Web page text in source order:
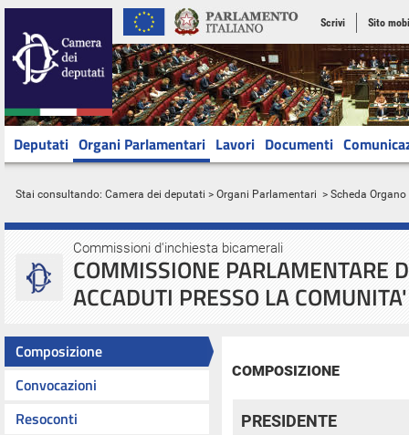
Scrivi Sito
Deputati Organi Parlamentari Lavori Documenti
Stai consultando: Camera dei deputati > Organi Parlamentari > Scheda Organo
Commissioni d'inchiesta bicamerali
COMMISSIONE PARLAMENTARE
ACCADUTI PRESSO LA
Composizione
Convocazioni
Resoconti
COMPOSIZIONE
PRESIDENTE